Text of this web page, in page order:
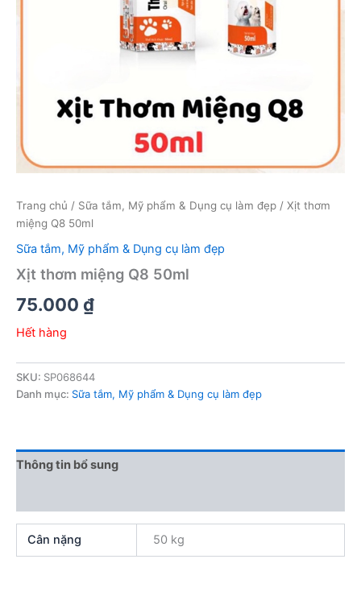
Trang chủ / Sữa tắm, Mỹ phẩm & Dụng cụ làm đẹp / Xịt thơm
miệng Q8 50ml
Sữa tắm, Mỹ phẩm & Dụng cụ làm đẹp
Xịt thơm miệng Q8 50ml
75.000 ₫
Hết hàng
SKU: SP068644
Danh mục: Sữa tắm, Mỹ phẩm & Dụng cụ làm đẹp
Thông tin bổ sung
Cân nặng 50 kg